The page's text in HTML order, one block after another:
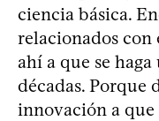
ciencia básica.
relacionados con
ahí a que se
décadas. Porque
innovación a que